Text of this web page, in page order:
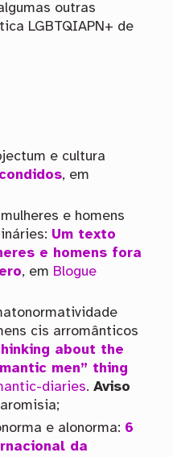
outras
LGBTQIAPN+ de
e cultura
, em
e homens
Um texto
e homens fora
, em Blogue
cis arromânticos
about the
men” thing
diaries.Aviso
e alonorma: 6
da